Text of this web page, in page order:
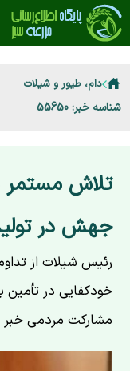
دام، طیور و شیلات
شناسه خبر: 55650
تلاش مستمر
جهش در
رئیس شیلات از
خودکفایی در تأمین
مشارکت مردمی خبر